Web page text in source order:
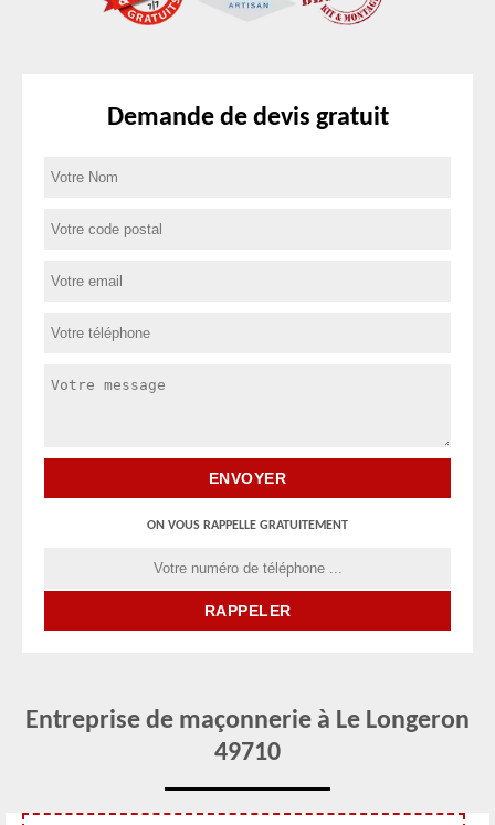
Demande de devis gratuit
ON VOUS RAPPELLE GRATUITEMENT
Entreprise de maçonnerie à Le Longeron
49710